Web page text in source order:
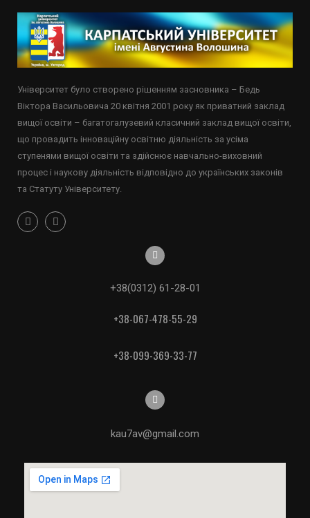
Університет було створено рішенням засновника – Бедь
Віктора Васильовича 20 квітня 2001 року як приватний заклад
вищої освіти – багатогалузевий класичний заклад вищої освіти,
що провадить інноваційну освітню діяльність за усіма
ступенями вищої освіти та здійснює навчально-виховний
процес і наукову діяльність відповідно до українських законів
та Статуту Університету.
+38(0312) 61-28-01
+38-067-478-55-29
+38-099-369-33-77
kau7av@gmail.com